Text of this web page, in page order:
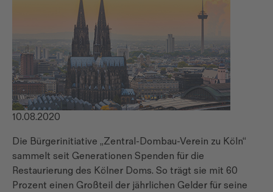
10.08.2020
Die Bürgerinitiative „Zentral-Dombau-Verein zu Köln“
sammelt seit Generationen Spenden für die
Restaurierung des Kölner Doms. So trägt sie mit 60
Prozent einen Großteil der jährlichen Gelder für seine